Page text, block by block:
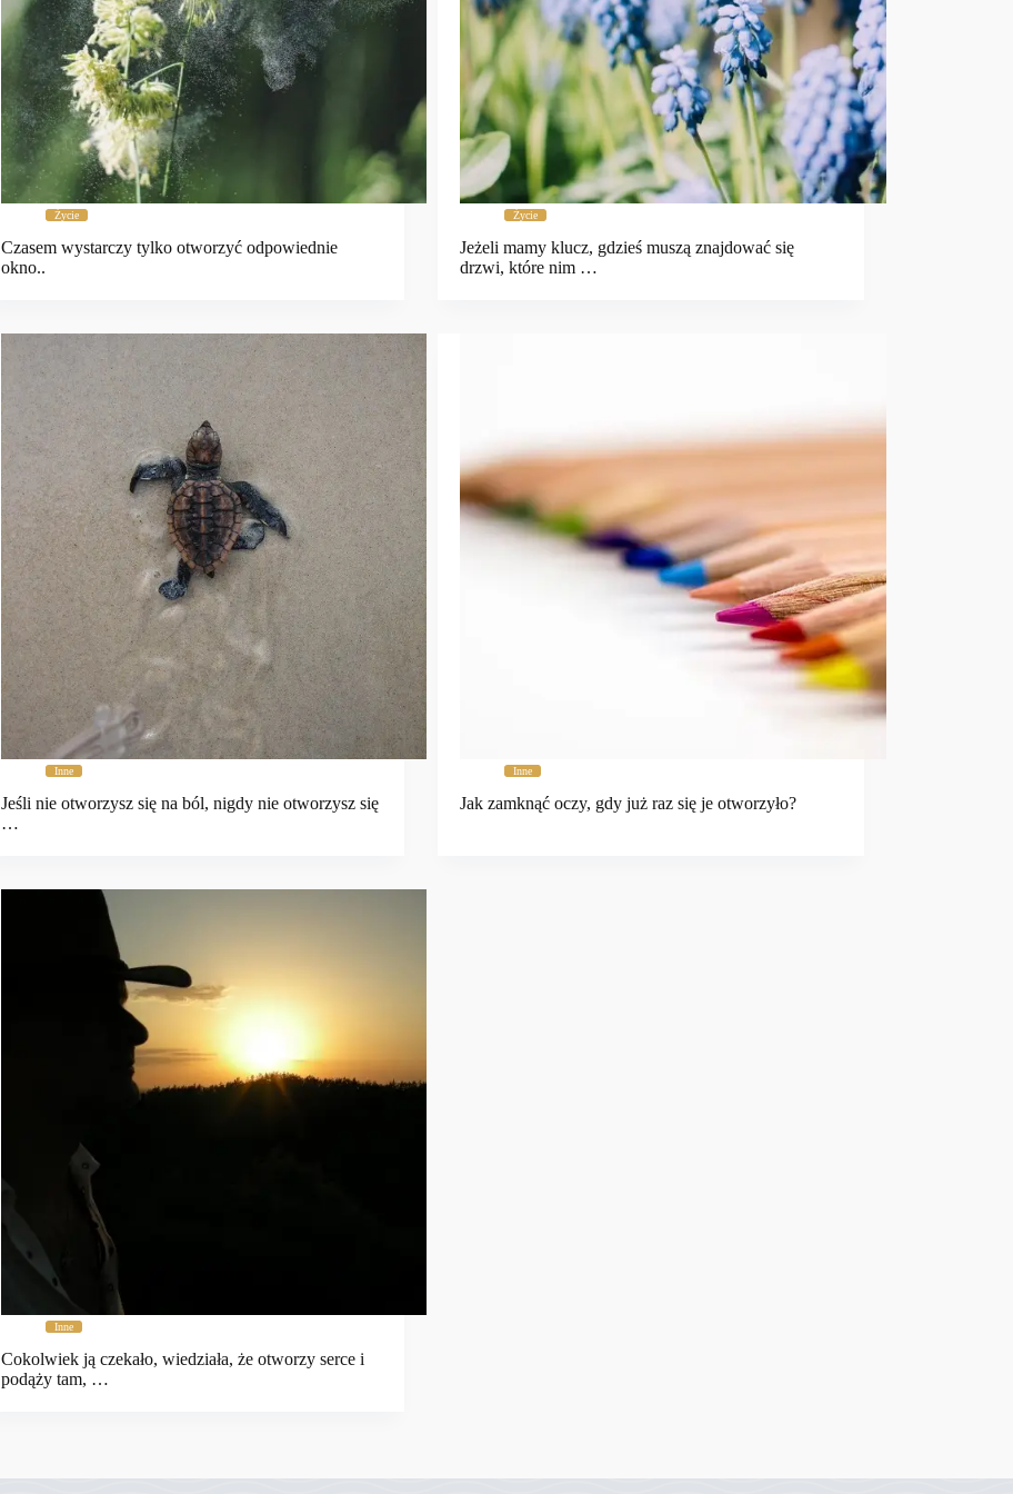
Życie
Czasem wystarczy tylko otworzyć odpowiednie
okno..
Życie
Jeżeli mamy klucz, gdzieś muszą znajdować się
drzwi, które nim …
Inne
Jeśli nie otworzysz się na ból, nigdy nie otworzysz się
…
Inne
Jak zamknąć oczy, gdy już raz się je otworzyło?
Inne
Cokolwiek ją czekało, wiedziała, że otworzy serce i
podąży tam, …